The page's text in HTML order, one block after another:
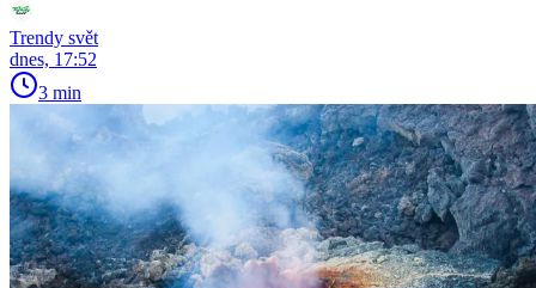
Trendy svět
dnes, 17:52
3 min